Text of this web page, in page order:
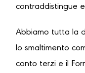
contraddistingue
Abbiamo tutta la
lo smaltimento
conto terzi e il